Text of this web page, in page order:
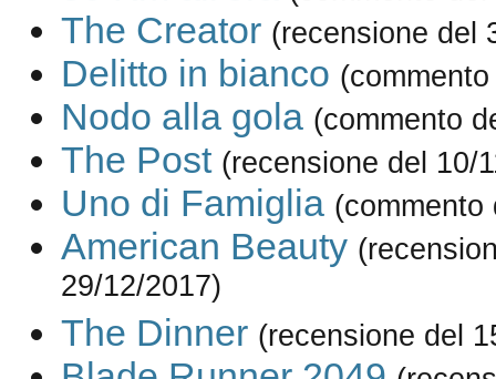
The Creator (recensione del
Delitto in bianco
Nodo alla gola (commento
The Post (recensione del 10/
Uno di Famiglia (commento
American Beauty
29/12/2017)
The Dinner (recensione del